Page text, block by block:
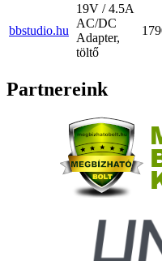
bbstudio.hu
19V / 4.5A
AC/DC
Adapter,
töltő
Partnereink